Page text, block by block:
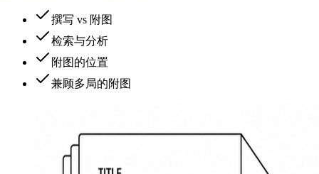
撰写 vs 附图
检索与分析
附图的位置
兼顾多局的附图